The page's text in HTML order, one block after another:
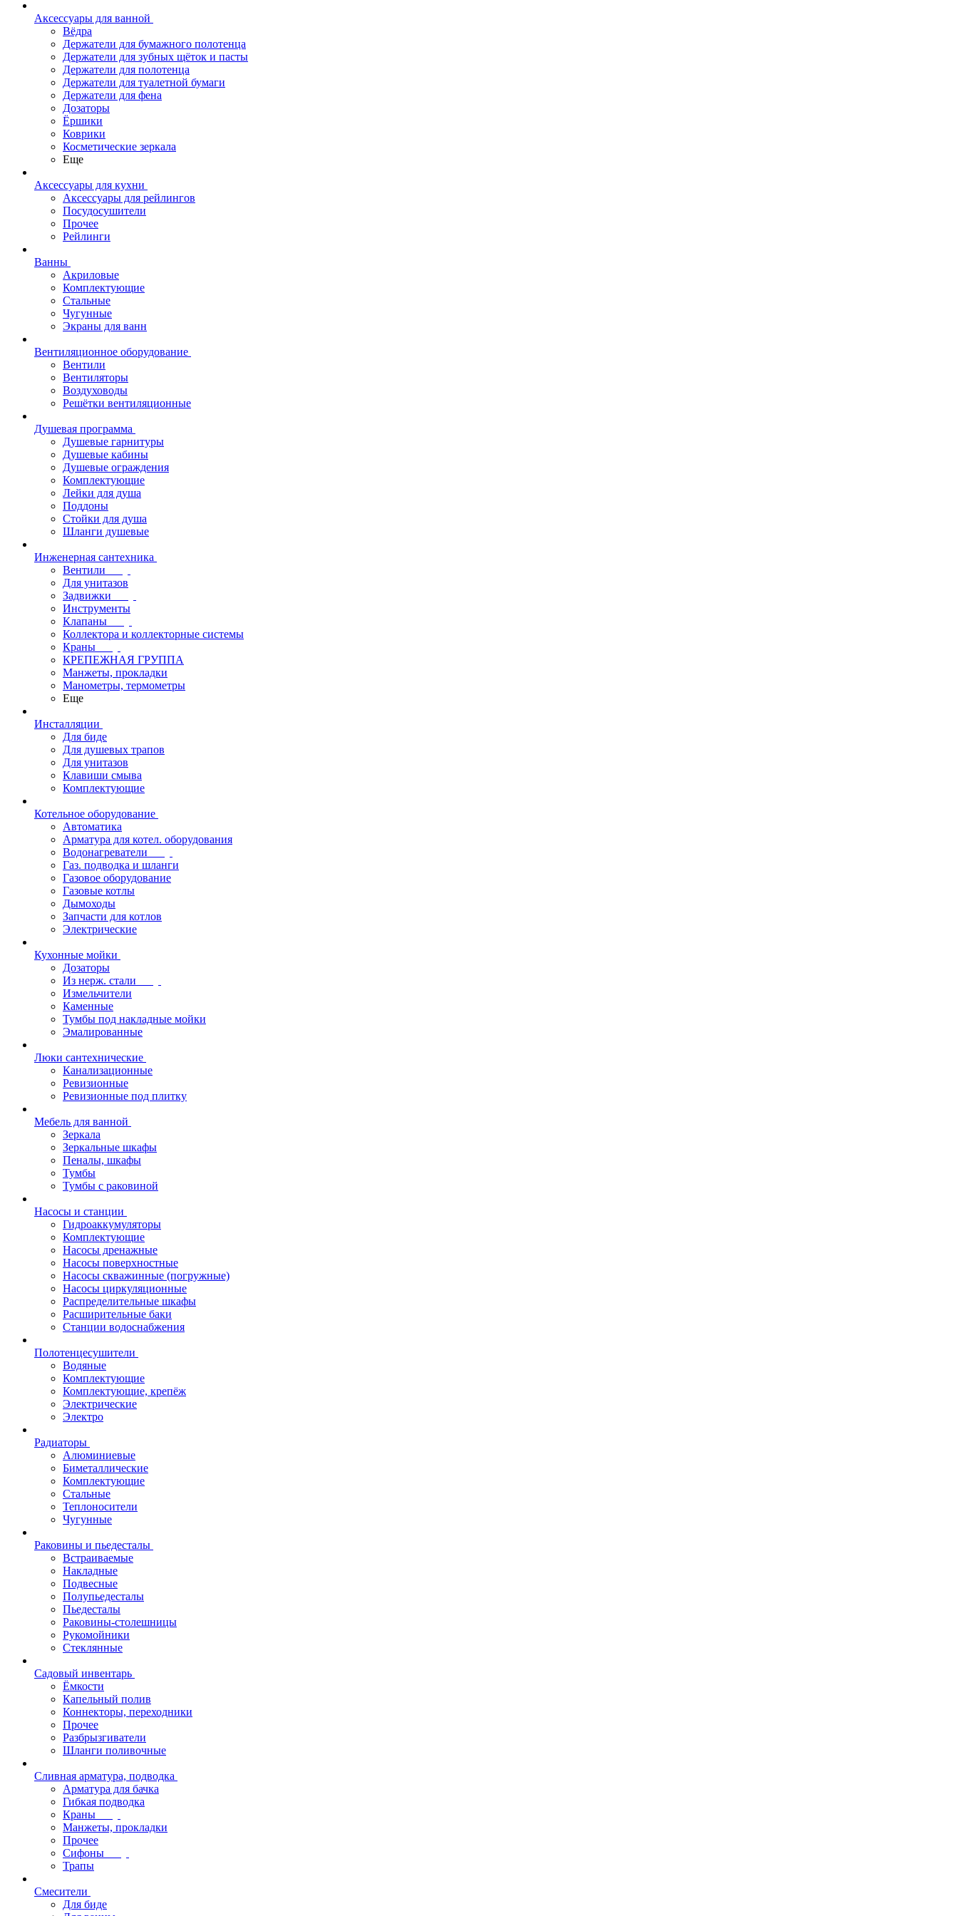
Аксессуары для ванной
Вёдра
Держатели для бумажного полотенца
Держатели для зубных щёток и пасты
Держатели для полотенца
Держатели для туалетной бумаги
Держатели для фена
Дозаторы
Ёршики
Коврики
Косметические зеркала
Еще
Аксессуары для кухни
Аксессуары для рейлингов
Посудосушители
Прочее
Рейлинги
Ванны
Акриловые
Комплектующие
Стальные
Чугунные
Экраны для ванн
Вентиляционное оборудование
Вентили
Вентиляторы
Воздуховоды
Решётки вентиляционные
Душевая программа
Душевые гарнитуры
Душевые кабины
Душевые ограждения
Комплектующие
Лейки для душа
Поддоны
Стойки для душа
Шланги душевые
Инженерная сантехника
Вентили
Для унитазов
Задвижки
Инструменты
Клапаны
Коллектора и коллекторные системы
Краны
КРЕПЕЖНАЯ ГРУППА
Манжеты, прокладки
Манометры, термометры
Еще
Инсталляции
Для биде
Для душевых трапов
Для унитазов
Клавиши смыва
Комплектующие
Котельное оборудование
Автоматика
Арматура для котел. оборудования
Водонагреватели
Газ. подводка и шланги
Газовое оборудование
Газовые котлы
Дымоходы
Запчасти для котлов
Электрические
Кухонные мойки
Дозаторы
Из нерж. стали
Измельчители
Каменные
Тумбы под накладные мойки
Эмалированные
Люки сантехнические
Канализационные
Ревизионные
Ревизионные под плитку
Мебель для ванной
Зеркала
Зеркальные шкафы
Пеналы, шкафы
Тумбы
Тумбы с раковиной
Насосы и станции
Гидроаккумуляторы
Комплектующие
Насосы дренажные
Насосы поверхностные
Насосы скважинные (погружные)
Насосы циркуляционные
Распределительные шкафы
Расширительные баки
Станции водоснабжения
Полотенцесушители
Водяные
Комплектующие
Комплектующие, крепёж
Электрические
Электро
Радиаторы
Алюминиевые
Биметаллические
Комплектующие
Стальные
Теплоносители
Чугунные
Раковины и пьедесталы
Встраиваемые
Накладные
Подвесные
Полупьедесталы
Пьедесталы
Раковины-столешницы
Рукомойники
Стеклянные
Садовый инвентарь
Ёмкости
Капельный полив
Коннекторы, переходники
Прочее
Разбрызгиватели
Шланги поливочные
Сливная арматура, подводка
Арматура для бачка
Гибкая подводка
Краны
Манжеты, прокладки
Прочее
Сифоны
Трапы
Смесители
Для биде